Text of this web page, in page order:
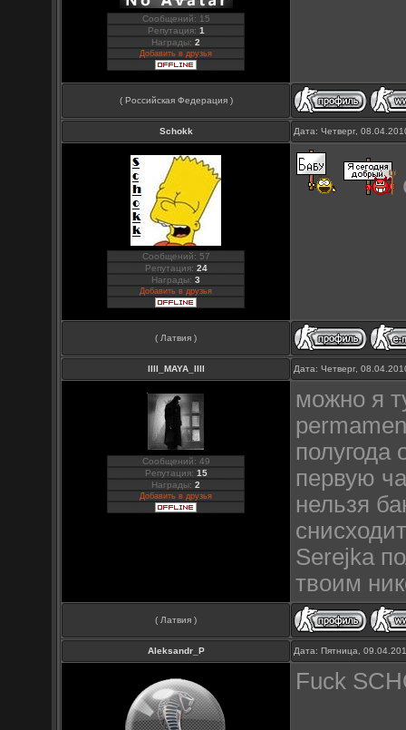
Сообщений: 15
Репутация: 1
Награды:2
Добавить в друзья
( Российская Федерация )
Schokk Дата: Четверг,
Сообщений: 57
Репутация: 24
Награды:3
Добавить в друзья
( Латвия )
llll_MAYA_llll Дата: Четверг,
Сообщений: 49
Репутация: 15
Награды:2
Добавить в друзья
можно я
полугода
первую
нельзя
Serejka
твоим
( Латвия )
Aleksandr_P Дата: Пятница,
Fuck